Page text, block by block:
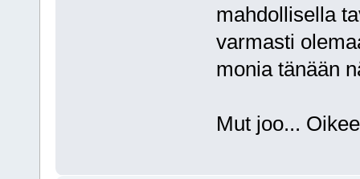
mahdollisella
varmasti
monia tänään
Mut joo...